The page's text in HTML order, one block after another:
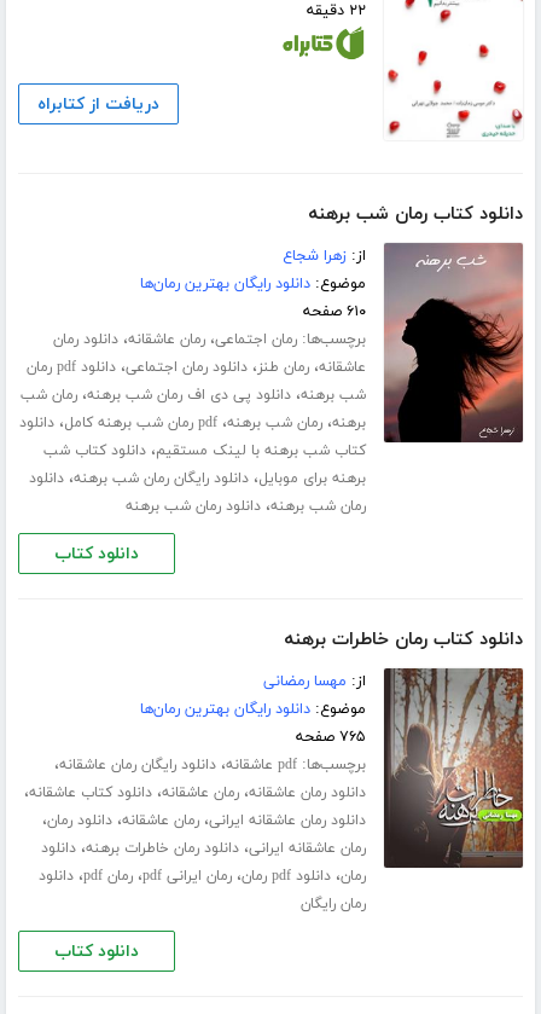
۲۲ دقیقه
دریافت از کتابراه
دانلود کتاب رمان شب برهنه
از:زهرا شجاع
موضوع:دانلود رایگان بهترین رمان‌ها
۶۱۰ صفحه
برچسب‌ها:رمان اجتماعی،رمان عاشقانه،دانلود رمان
عاشقانه،رمان طنز،دانلود رمان اجتماعی،
دانلود pdf رمان
شب برهنه،دانلود پی دی اف رمان شب برهنه،رمان شب
برهنه،رمان شب برهنه،pdf رمان شب برهنه کامل ،دانلود
کتاب شب برهنه با لینک مستقیم،دانلود کتاب شب
برهنه برای موبایل،دانلود رایگان رمان شب برهنه،دانلود
رمان شب برهنه،دانلود رمان شب برهنه
دانلود کتاب
دانلود کتاب رمان خاطرات برهنه
از: مهسا رمضانی
موضوع:دانلود رایگان بهترین رمان‌ها
۷۶۵ صفحه
برچسب‌ها:pdf عاشقانه ،دانلود رایگان رمان عاشقانه،
دانلود رمان عاشقانه،رمان عاشقانه،دانلود کتاب عاشقانه،
دانلود رمان عاشقانه ایرانی،رمان عاشقانه،دانلود رمان،
رمان عاشقانه ایرانی،دانلود رمان خاطرات برهنه،دانلود
رمان،دانلود pdf رمان ،رمان ایرانی pdf ،رمان pdf ،دانلود
رمان رایگان
دانلود کتاب